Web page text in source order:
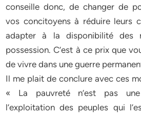
conseille donc, de changer de
vos concitoyens à réduire leurs
adapter à la disponibilité des
possession. C’est à ce prix que
de vivre dans une guerre
Il me plait de conclure avec ces
« La pauvreté n’est pas
l’exploitation des peuples qui